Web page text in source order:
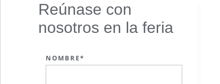
Reúnase con
nosotros en la feria
NOMBRE*